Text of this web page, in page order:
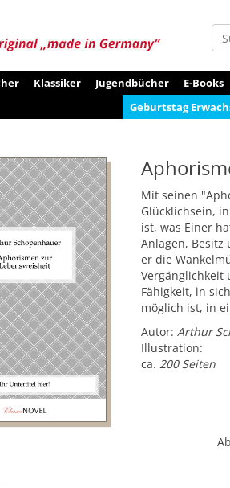
Suche
Klassiker Jugendbücher
E-Books
Geburtstag
Mit seinen
Glücklichsein,
ist, was Einer
Anlagen,
er die
Vergänglichkeit
Fähigkeit, in
möglich ist, in
Autor: Arthur
Illustration:
ca. 200 Seiten